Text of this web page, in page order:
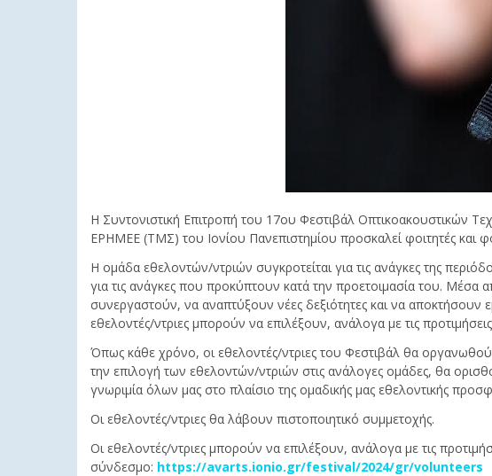
Η Συντονιστική Επιτροπή του 17ου Φεστιβάλ Οπτικοακουστικών
ΕΡΗΜΕΕ (ΤΜΣ) του Ιονίου Πανεπιστημίου προσκαλεί φοιτητές και
Η ομάδα εθελοντών/ντριών συγκροτείται για τις ανάγκες της
για τις ανάγκες που προκύπτουν κατά την προετοιμασία του. Μέσα
συνεργαστούν, να αναπτύξουν νέες δεξιότητες και να αποκτήσουν
εθελοντές/ντριες μπορούν να επιλέξουν, ανάλογα με τις
Όπως κάθε χρόνο, οι εθελοντές/ντριες του Φεστιβάλ θα
την επιλογή των εθελοντών/ντριών στις ανάλογες ομάδες, θα
γνωριμία όλων μας στο πλαίσιο της ομαδικής μας εθελοντικής
Οι εθελοντές/ντριες θα λάβουν πιστοποιητικό συμμετοχής.
Οι εθελοντές/ντριες μπορούν να επιλέξουν, ανάλογα με τις
σύνδεσμο: https://avarts.ionio.gr/festival/2024/gr/volunteers